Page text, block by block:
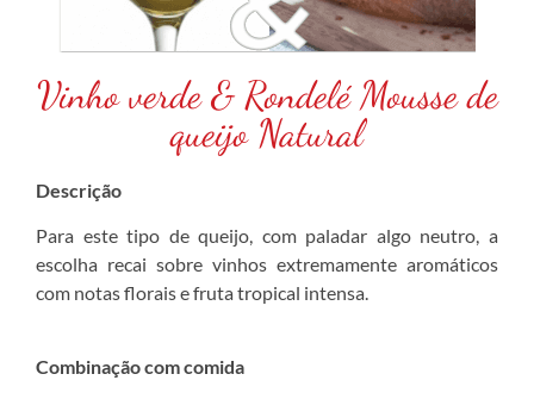
Vinho verde & Rondelé Mousse de
queijo Natural
Descrição
Para este tipo de queijo, com paladar algo neutro, a
escolha recai sobre vinhos extremamente aromáticos
com notas florais e fruta tropical intensa.
Combinação com comida